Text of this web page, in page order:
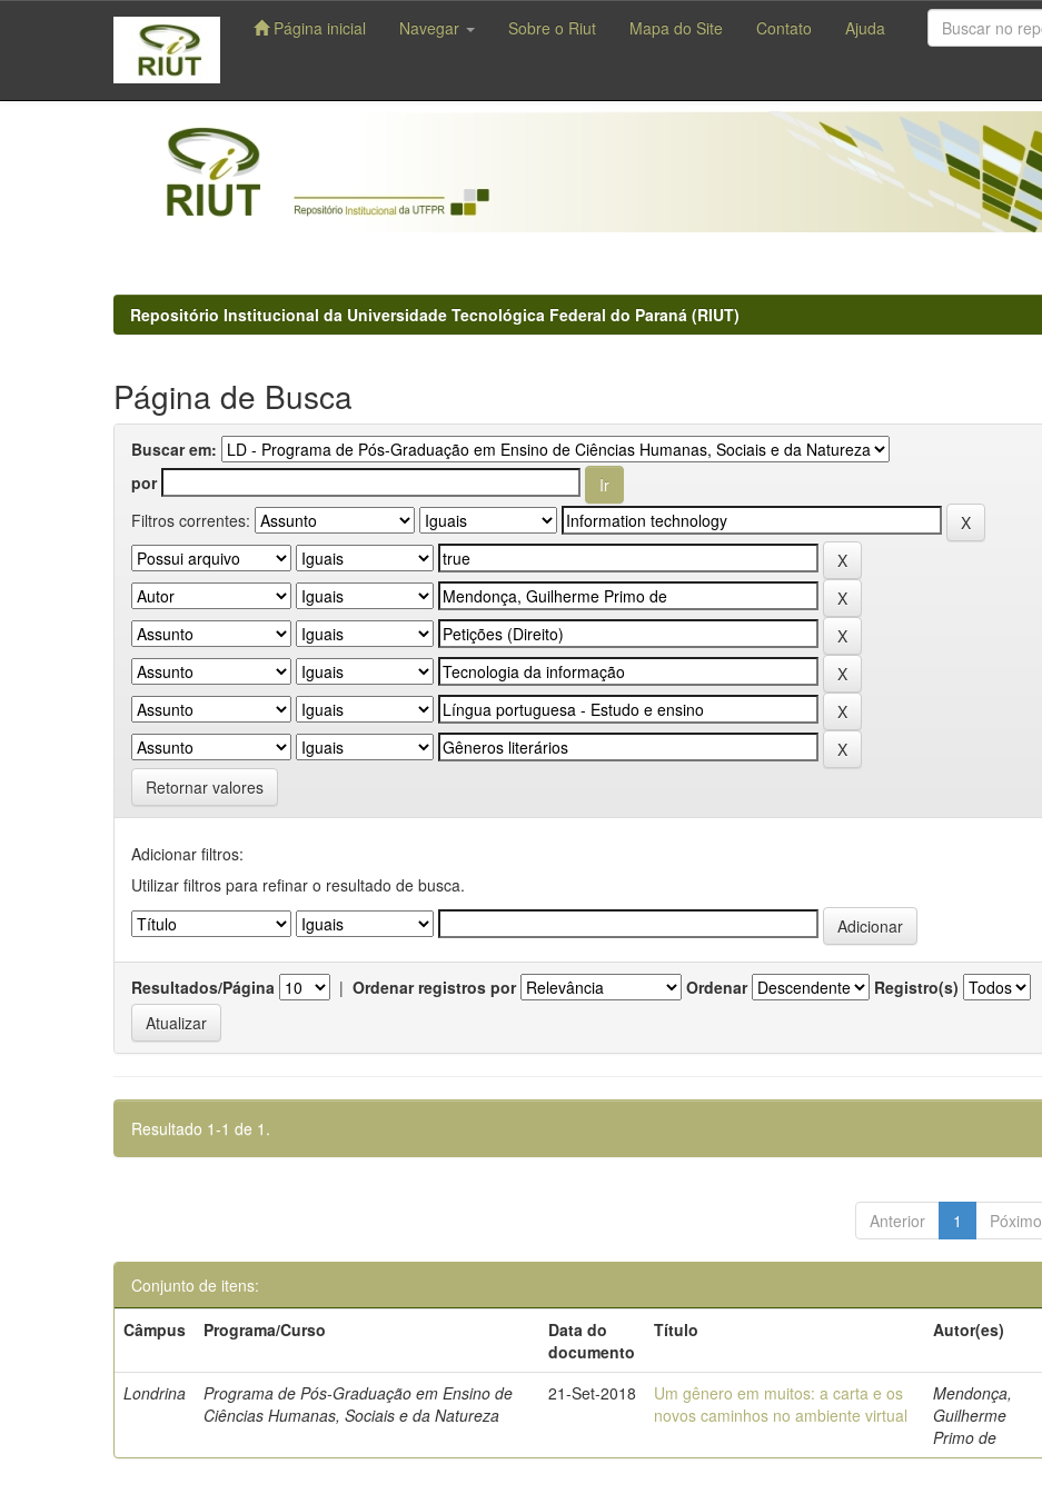
navigation
Página inicial Navegar Sobre o Riut Mapa do Site Contato Ajuda
Repositório Institucional da Universidade Tecnológica Federal do Paraná (RIUT)
Página de Busca
Buscar em:
por
Filtros correntes:
Retornar valores
Adicionar filtros:
Utilizar filtros para refinar o resultado de busca.
Resultados/Página | Ordenar registros por Ordenar Registro(s)
Resultado 1-1 de 1.
Anterior 1 Póximo
Conjunto de itens:
Câmpus
Programa/Curso
Data do
documento
Título Autor(es)
Londrina
Programa de Pós-Graduação em Ensino de
Ciências Humanas, Sociais e da Natureza
21-Set-2018
Um gênero em muitos: a carta e os
novos caminhos no ambiente virtual
Mendonça,
Guilherme
Primo de